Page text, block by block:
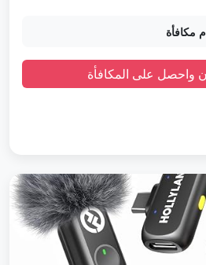
واحصل على المكافأة